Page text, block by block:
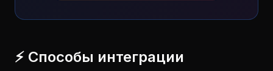
⚡ Способы интеграции